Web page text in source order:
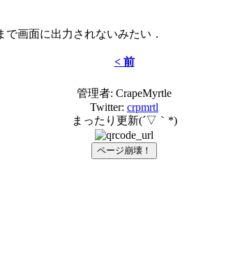
画面に出力されないみたい．
< 前
管理者: CrapeMyrtle
Twitter: crpmrtl
まったり更新(´▽｀*)
ページ崩壊！